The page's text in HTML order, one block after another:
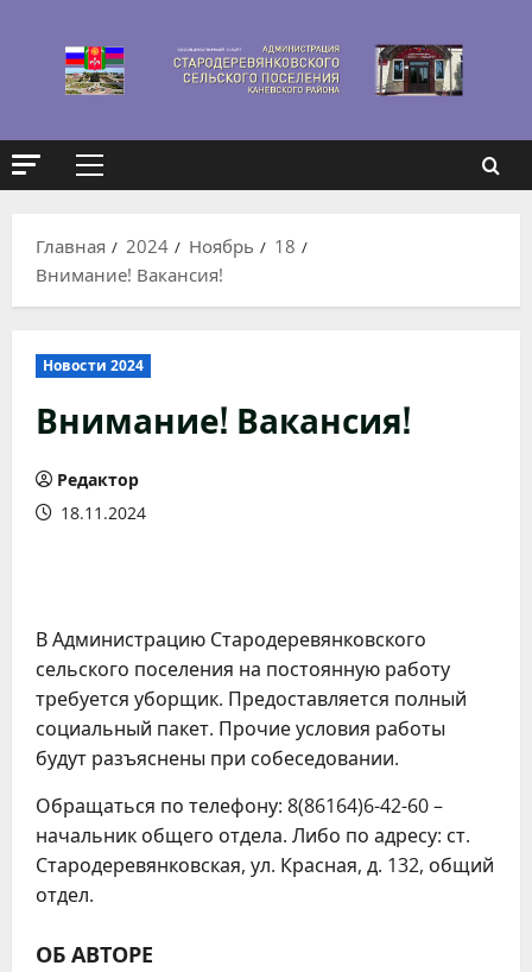
содержимому
Основное
Главная
2024 Ноябрь
18
Внимание! Вакансия!
Новости 2024
Внимание! Вакансия!
Редактор
18.11.2024
В Администрацию Стародеревянковского
сельского поселения на постоянную работу
требуется уборщик. Предоставляется полный
социальный пакет. Прочие условия работы
будут разъяснены при собеседовании.
Обращаться по телефону: 8(86164)6-42-60 –
начальник общего отдела. Либо по адресу: ст.
Стародеревянковская, ул. Красная, д. 132, общий
отдел.
ОБ АВТОРЕ